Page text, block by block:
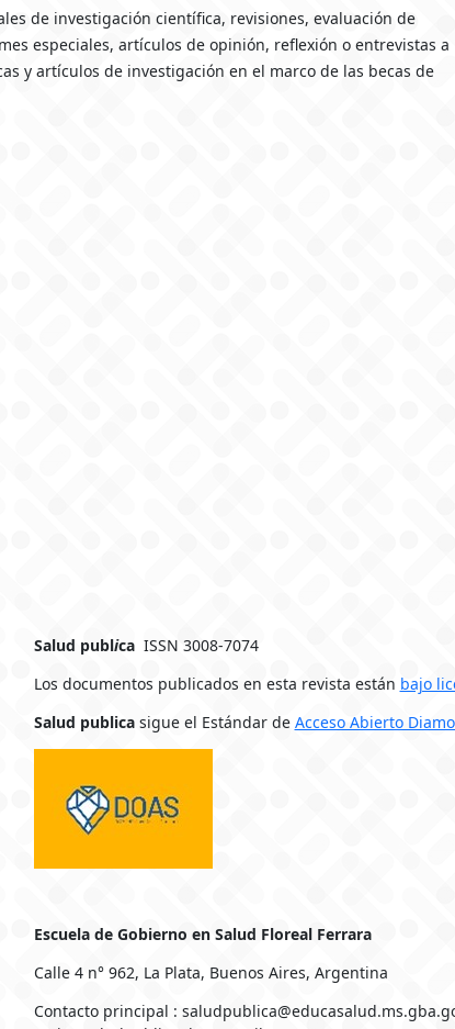
de investigación científica, revisiones, evaluación de
especiales, artículos de opinión, reflexión o entrevistas a
y artículos de investigación en el marco de las becas de
Salud publicaISSN 3008-7074
Los documentos publicados en esta revista están bajo
Salud publicasigue el Estándar de Acceso Abierto
Escuela de Gobierno en Salud Floreal Ferrara
Calle 4 n° 962, La Plata, Buenos Aires, Argentina
Contacto principal :